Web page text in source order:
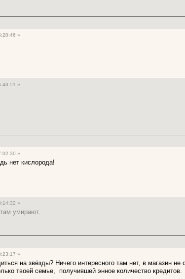
»
»
»
нет кислорода!
»
умирают.
»
на звёзды? Ничего интересного там нет, в магазин
твоей семье, получившей энное количество кредитов.